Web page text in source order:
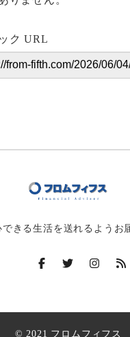
ク URL
きる生活を送れるようお
© 2021 フロムフィフス